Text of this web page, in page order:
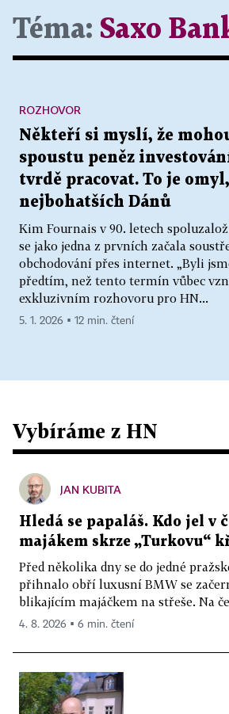
Téma: Saxo
Někteří si myslí, že
spoustu peněz
tvrdě pracovat. To je
nejbohatších Dánů
Kim Fournais v 90. letech
se jako jedna z prvních začala
obchodování přes internet. „Byli
předtím, než tento termín vůbec
exkluzivním rozhovoru pro HN...
ROZHOVOR
5. 1. 2026 ▪ 12 min. čtení
Vybíráme z HN
JAN KUBITA
Hledá se papaláš. Kdo jel v
majákem skrze „Turkovu“
Před několika dny se do jedné
přihnalo obří luxusní BMW se
blikajícím majáčkem na střeše. Na
4. 8. 2026 ▪ 6 min. čtení